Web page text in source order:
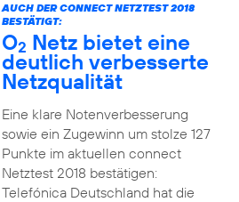
AUCH DER CONNECT NETZTEST 2018
BESTÄTIGT:
O2 Netz bietet eine
deutlich verbesserte
Netzqualität
Eine klare Notenverbesserung
sowie ein Zugewinn um stolze 127
Punkte im aktuellen connect
Netztest 2018 bestätigen:
Telefónica Deutschland hat die